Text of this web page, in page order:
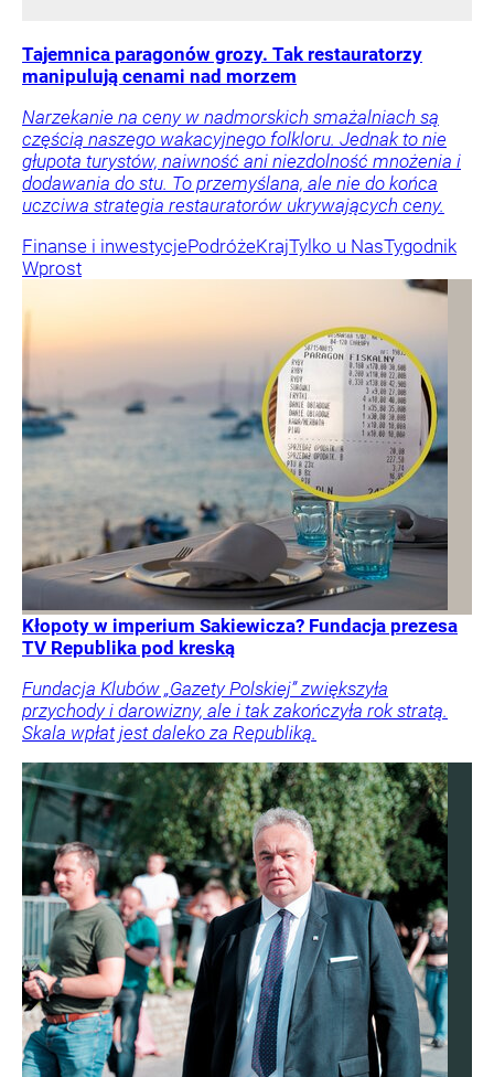
Tajemnica paragonów grozy. Tak restauratorzy
manipulują cenami nad morzem
Narzekanie na ceny w nadmorskich smażalniach są
częścią naszego wakacyjnego folkloru. Jednak to nie
głupota turystów, naiwność ani niezdolność mnożenia i
dodawania do stu. To przemyślana, ale nie do końca
uczciwa strategia restauratorów ukrywających ceny.
Finanse i inwestycjePodróżeKrajTylko u NasTygodnik
Wprost
Kłopoty w imperium Sakiewicza? Fundacja prezesa
TV Republika pod kreską
Fundacja Klubów „Gazety Polskiej” zwiększyła
przychody i darowizny, ale i tak zakończyła rok stratą.
Skala wpłat jest daleko za Republiką.